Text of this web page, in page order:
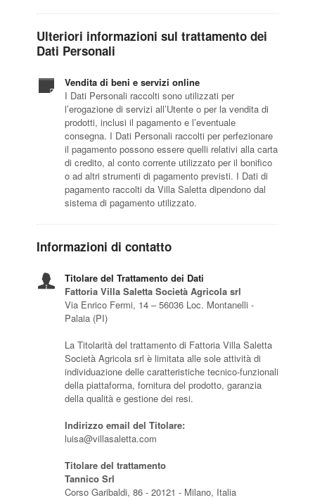
Ulteriori informazioni sul trattamento dei
Dati Personali
Vendita di beni e servizi online
I Dati Personali raccolti sono utilizzati per
l’erogazione di servizi all’Utente o per la vendita di
prodotti, inclusi il pagamento e l’eventuale
consegna. I Dati Personali raccolti per perfezionare
il pagamento possono essere quelli relativi alla carta
di credito, al conto corrente utilizzato per il bonifico
o ad altri strumenti di pagamento previsti. I Dati di
pagamento raccolti da Villa Saletta dipendono dal
sistema di pagamento utilizzato.
Informazioni di contatto
Titolare del Trattamento dei Dati
Fattoria Villa Saletta Società Agricola srl
Via Enrico Fermi, 14 – 56036 Loc. Montanelli -
Palaia (PI)
La Titolarità del trattamento di Fattoria Villa Saletta
Società Agricola srl è limitata alle sole attività di
individuazione delle caratteristiche tecnico-funzionali
della piattaforma, fornitura del prodotto, garanzia
della qualità e gestione dei resi.
Indirizzo email del Titolare:
luisa@villasaletta.com
Titolare del trattamento
Tannico Srl
Corso Garibaldi, 86 - 20121 - Milano, Italia